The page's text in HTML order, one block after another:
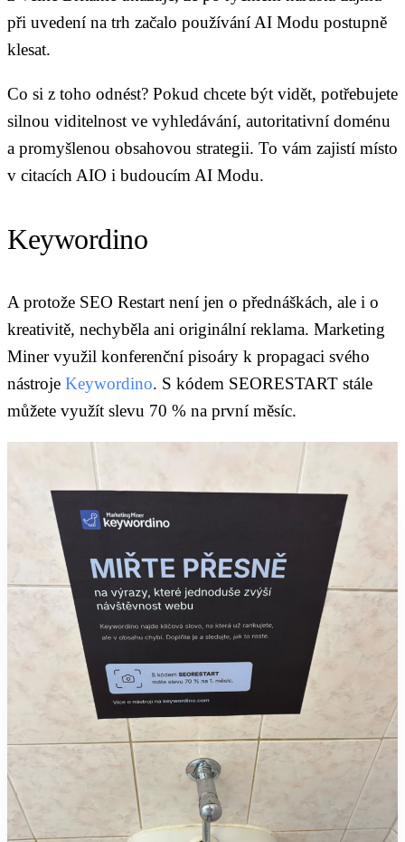
při uvedení na trh začalo používání AI Modu postupně
klesat.
Co si z toho odnést? Pokud chcete být vidět, potřebujete
silnou viditelnost ve vyhledávání, autoritativní doménu
a promyšlenou obsahovou strategii. To vám zajistí místo
v citacích AIO i budoucím AI Modu.
Keywordino
A protože SEO Restart není jen o přednáškách, ale i o
kreativitě, nechyběla ani originální reklama. Marketing
Miner využil konferenční pisoáry k propagaci svého
nástroje Keywordino. S kódem SEORESTART stále
můžete využít slevu 70 % na první měsíc.